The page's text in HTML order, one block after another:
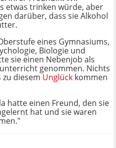
etwas trinken würde, aber
darüber, dass sie Alkohol
eines Gymnasiums,
Biologie und
sie einen Nebenjob als
genommen. Nichts
diesem Unglück kommen
hatte einen Freund, den sie
hat und sie waren